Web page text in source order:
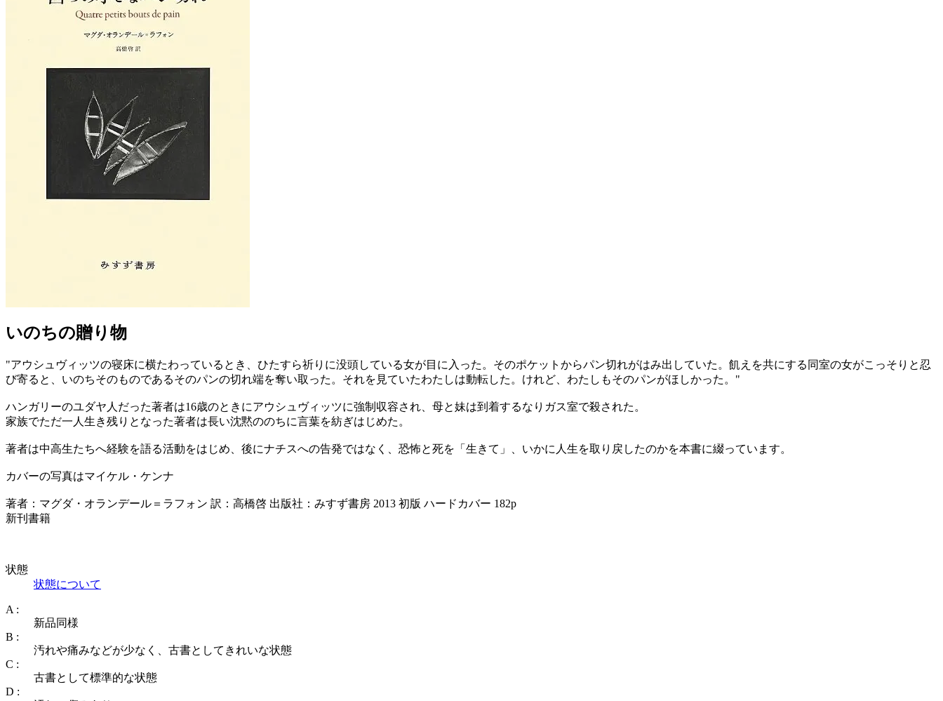
いのちの贈り物
"アウシュヴィッツの寝床に横たわっているとき、ひたすら祈りに没頭している女が目に入った。そのポケットからパン切れがはみ出していた。飢えを共にする同室の女がこっそりと忍
び寄ると、いのちそのものであるそのパンの切れ端を奪い取った。それを見ていたわたしは動転した。けれど、わたしもそのパンがほしかった。"
ハンガリーのユダヤ人だった著者は16歳のときにアウシュヴィッツに強制収容され、母と妹は到着するなりガス室で殺された。
家族でただ一人生き残りとなった著者は長い沈黙ののちに言葉を紡ぎはじめた。
著者は中高生たちへ経験を語る活動をはじめ、後にナチスへの告発ではなく、恐怖と死を「生きて」、いかに人生を取り戻したのかを本書に綴っています。
カバーの写真はマイケル・ケンナ
著者：マグダ・オランデール＝ラフォン 訳：高橋啓 出版社：みすず書房 2013 初版 ハードカバー 182p
新刊書籍
状態
状態について
A :
新品同様
B :
汚れや痛みなどが少なく、古書としてきれいな状態
C :
古書として標準的な状態
D :